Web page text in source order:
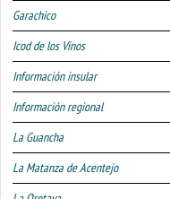
Garachico
Icod de los Vinos
Información insular
Información regional
La Guancha
La Matanza de Acentejo